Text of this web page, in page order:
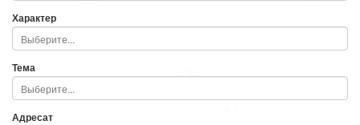
Характер
Тема
Адресат